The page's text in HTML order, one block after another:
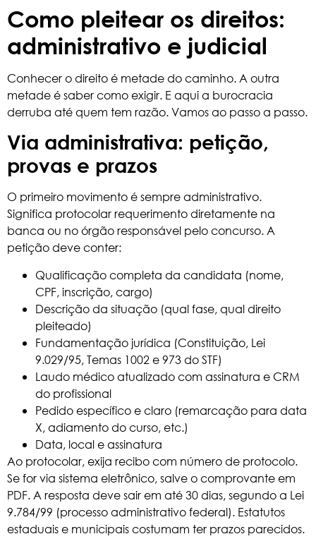
Como pleitear os direitos:
administrativo e judicial
Conhecer o direito é metade do caminho. A outra
metade é saber como exigir. E aqui a burocracia
derruba até quem tem razão. Vamos ao passo a passo.
Via administrativa: petição,
provas e prazos
O primeiro movimento é sempre administrativo.
Significa protocolar requerimento diretamente na
banca ou no órgão responsável pelo concurso. A
petição deve conter:
Qualificação completa da candidata (nome,
CPF, inscrição, cargo)
Descrição da situação (qual fase, qual direito
pleiteado)
Fundamentação jurídica (Constituição, Lei
9.029/95, Temas 1002 e 973 do STF)
Laudo médico atualizado com assinatura e CRM
do profissional
Pedido específico e claro (remarcação para data
X, adiamento do curso, etc.)
Data, local e assinatura
Ao protocolar, exija recibo com número de protocolo.
Se for via sistema eletrônico, salve o comprovante em
PDF. A resposta deve sair em até 30 dias, segundo a Lei
9.784/99 (processo administrativo federal). Estatutos
estaduais e municipais costumam ter prazos parecidos.